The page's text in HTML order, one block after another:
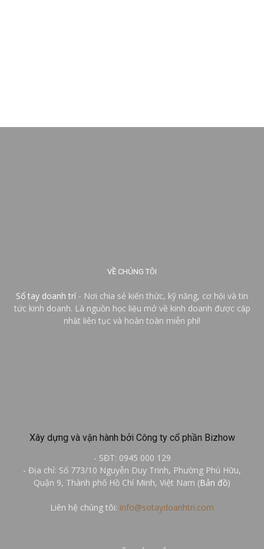
VỀ CHÚNG TÔI
Sổ tay doanh trí - Nơi chia sẻ kiến thức, kỹ năng, cơ hội và tin
tức kinh doanh. Là nguồn học liệu mở về kinh doanh được cập
nhật liên tục và hoàn toàn miễn phí!
Xây dựng và vận hành bởi Công ty cổ phần Bizhow
- SĐT: 0945 000 129
- Địa chỉ: Số 773/10 Nguyễn Duy Trinh, Phường Phú Hữu,
Quận 9, Thành phố Hồ Chí Minh, Việt Nam (Bản đồ)
Liên hệ chúng tôi: info@sotaydoanhtri.com